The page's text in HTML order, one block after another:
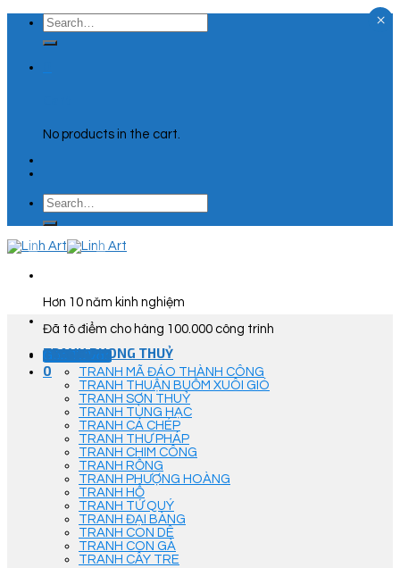
Skip
content
Search
for:
No products in the cart.
Search
for:
Hơn 10 năm kinh nghiệm
Đã tô điểm cho hàng 100.000 công trình
Góc Tư Vấn
0
TRANH PHONG THUỶ
TRANH MÃ ĐÁO THÀNH CÔNG
TRANH THUẬN BUỒM XUÔI GIÓ
TRANH SƠN THUỶ
TRANH TÙNG HẠC
TRANH CÁ CHÉP
TRANH THƯ PHÁP
TRANH CHIM CÔNG
TRANH RỒNG
TRANH PHƯỢNG HOÀNG
TRANH HỔ
TRANH TỨ QUÝ
TRANH ĐẠI BÀNG
TRANH CON DÊ
TRANH CON GÀ
TRANH CÂY TRE
×